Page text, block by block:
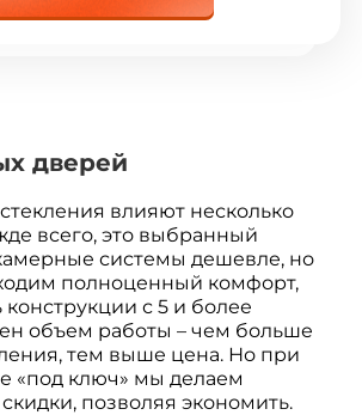
дверей
влияют несколько
всего, это выбранный
системы дешевле, но
полноценный комфорт,
с 5 и более
объем работы – чем больше
тем выше цена. Но при
«под ключ» мы делаем
позволяя экономить.